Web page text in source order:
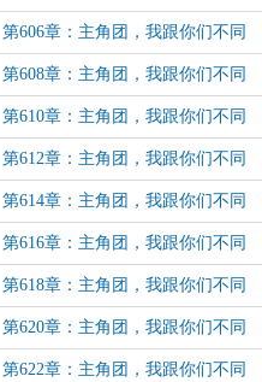
路（60）
第606章：主角团，我跟你们不同
路（62）
第608章：主角团，我跟你们不同
路（64）
第610章：主角团，我跟你们不同
路（66）
第612章：主角团，我跟你们不同
路（68）
第614章：主角团，我跟你们不同
路（70）
第616章：主角团，我跟你们不同
路（72）
第618章：主角团，我跟你们不同
路（74）
第620章：主角团，我跟你们不同
路（76）
第622章：主角团，我跟你们不同